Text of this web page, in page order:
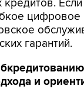
гарантий.
и